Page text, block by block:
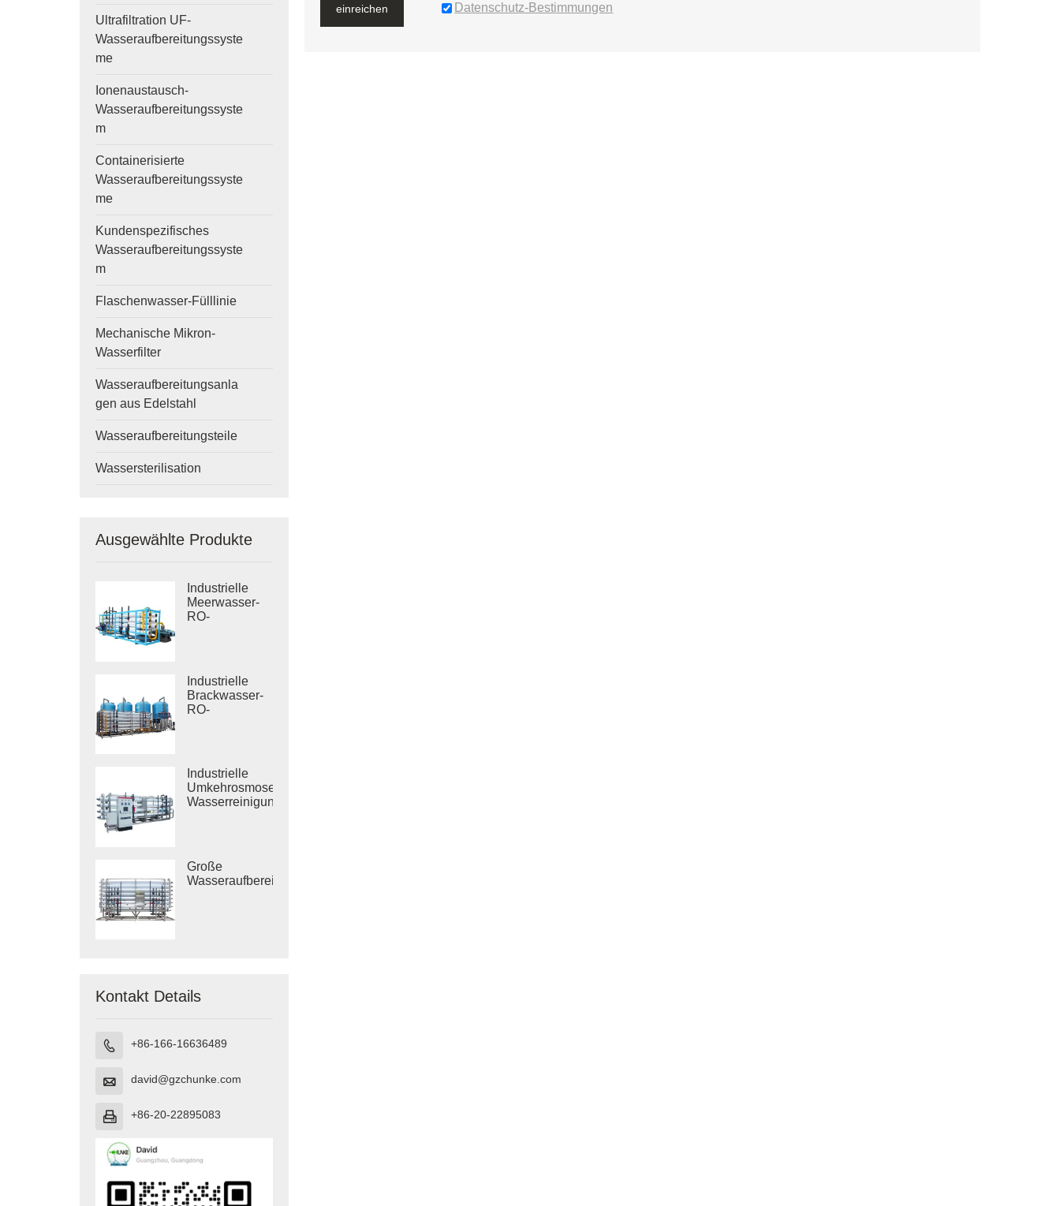
Ultrafiltration UF-
Wasseraufbereitungssyste
me
Ionenaustausch-
Wasseraufbereitungssyste
m
Containerisierte
Wasseraufbereitungssyste
me
Kundenspezifisches
Wasseraufbereitungssyste
m
Flaschenwasser-Fülllinie
Mechanische Mikron-
Wasserfilter
Wasseraufbereitungsanla
gen aus Edelstahl
Wasseraufbereitungsteile
Wassersterilisation
Ausgewählte Produkte
Industrielle
Meerwasser-
RO-
Industrielle
Brackwasser-
RO-
Industrielle
Umkehrosmose-
Wasserreinigungssysteme
Große
Wasseraufbereitungsanlagen
Kontakt Details
 +86-166-16636489
 david@gzchunke.com
 +86-20-22895083
einreichen Datenschutz-Bestimmungen